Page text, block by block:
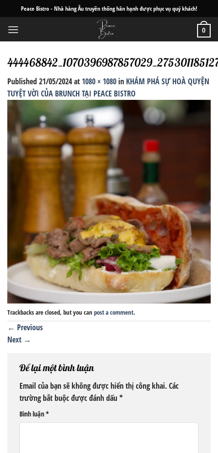
to
content
Peace Bistro - Nhà hàng Âu truyền thống hân hạnh được phục vụ quý khách!
0
Published 21/05/2024at 1080 × 1080 in KHÁM PHÁ SỰ HOÀ QUYỆN
TUYỆT VỜI CỦA BRUNCH TẠI PEACE BISTRO
Trackbacks are closed, but you can post a comment.
← Previous
Next →
Để lại một bình luận
Email của bạn sẽ không được hiển thị công khai.Các
trường bắt buộc được đánh dấu*
Bình luận*